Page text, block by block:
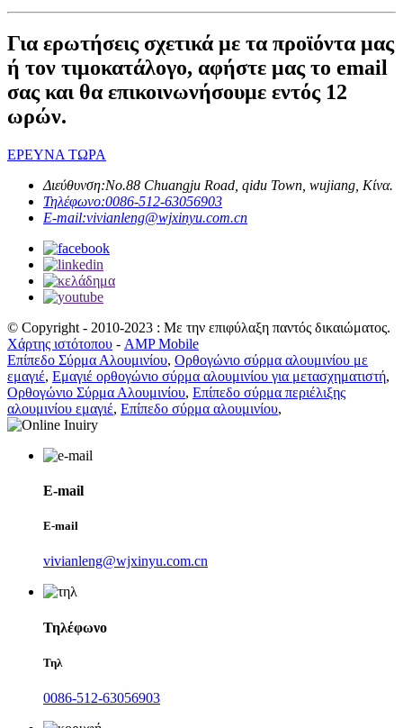
Για ερωτήσεις σχετικά με τα προϊόντα μας
ή τον τιμοκατάλογο, αφήστε μας το email
σας και θα επικοινωνήσουμε εντός 12
ωρών.
ΕΡΕΥΝΑ ΤΩΡΑ
Διεύθυνση:No.88 Chuangju Road, qidu Town, wujiang, Κίνα.
Τηλέφωνο:0086-512-63056903
E-mail:vivianleng@wjxinyu.com.cn
© Copyright - 2010-2023 : Με την επιφύλαξη παντός δικαιώματος.
Χάρτης ιστότοπου - AMP Mobile
Επίπεδο Σύρμα Αλουμινίου, Ορθογώνιο σύρμα αλουμινίου με
εμαγιέ, Εμαγιέ ορθογώνιο σύρμα αλουμινίου για μετασχηματιστή,
Ορθογώνιο Σύρμα Αλουμινίου, Επίπεδο σύρμα περιέλιξης
αλουμινίου εμαγιέ, Επίπεδο σύρμα αλουμινίου,
E-mail
E-mail
vivianleng@wjxinyu.com.cn
Τηλέφωνο
Τηλ
0086-512-63056903